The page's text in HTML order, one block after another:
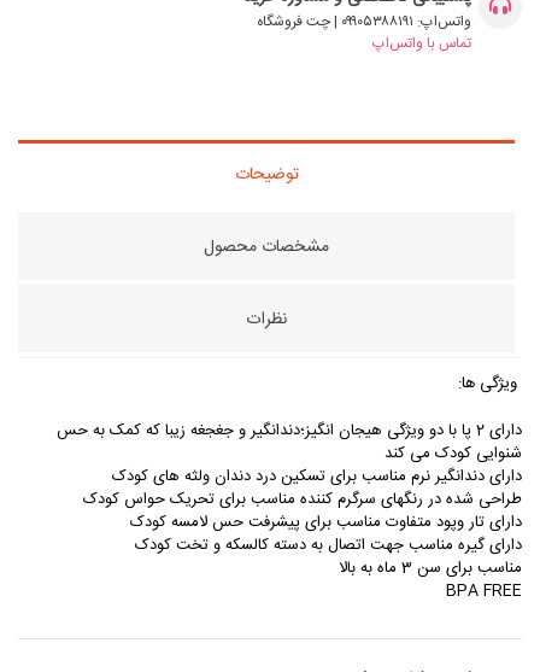
واتس‌اپ: ۰۹۹۰۵۳۸۸۱۹۱ | چت فروشگاه
تماس با واتس‌اپ
توضیحات
مشخصات محصول
نظرات
ویژگی ها:
دارای 2 پا با دو ویژگی هیجان انگیز؛دندانگیر و جغجغه زیبا که کمک به حس
شنوایی کودک می کند
دارای دندانگیر نرم مناسب برای تسکین درد دندان ولثه های کودک
طراحی شده در رنگهای سرگرم کننده مناسب برای تحریک حواس کودک
دارای تار وپود متفاوت مناسب برای پیشرفت حس لامسه کودک
دارای گیره مناسب جهت اتصال به دسته کالسکه و تخت کودک
مناسب برای سن 3 ماه به بالا
BPA FREE